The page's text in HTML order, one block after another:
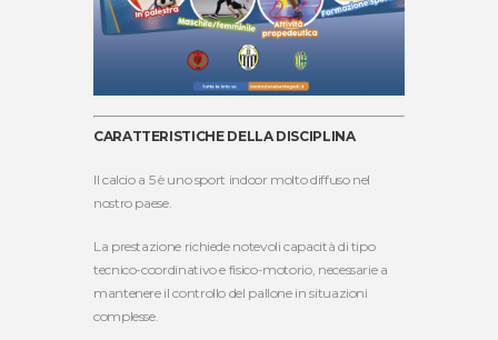
CARATTERISTICHE DELLA DISCIPLINA
Il calcio a 5 è uno sport indoor molto diffuso nel
nostro paese.
La prestazione richiede notevoli capacità di tipo
tecnico-coordinativo e fisico-motorio, necessarie a
mantenere il controllo del pallone in situazioni
complesse.